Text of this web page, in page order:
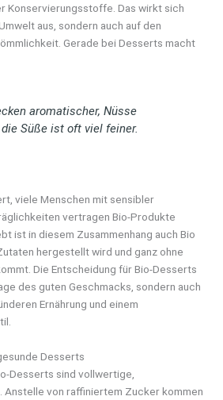
Konservierungsstoffe. Das wirkt sich
aus, sondern auch auf den
Gerade bei Desserts macht
aromatischer, Nüsse
Süße ist oft viel feiner.
viele Menschen mit sensibler
vertragen Bio-Produkte
ist in diesem Zusammenhang auch Bio
hergestellt wird und ganz ohne
Die Entscheidung für Bio-Desserts
des guten Geschmacks, sondern auch
Ernährung und einem
Desserts
Desserts sind vollwertige,
Anstelle von raffiniertem Zucker kommen